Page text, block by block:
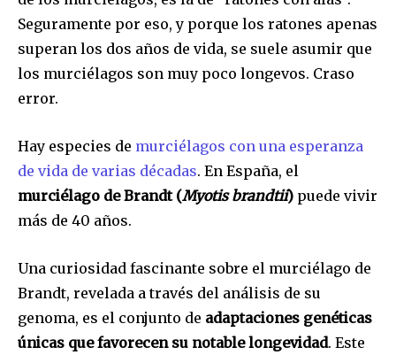
Seguramente por eso, y porque los ratones apenas
superan los dos años de vida, se suele asumir que
los murciélagos son muy poco longevos. Craso
error.
Hay especies de murciélagos con una esperanza
de vida de varias décadas. En España, el
murciélago de Brandt (Myotis brandtii) puede vivir
más de 40 años.
Una curiosidad fascinante sobre el murciélago de
Brandt, revelada a través del análisis de su
genoma, es el conjunto de adaptaciones genéticas
únicas que favorecen su notable longevidad. Este